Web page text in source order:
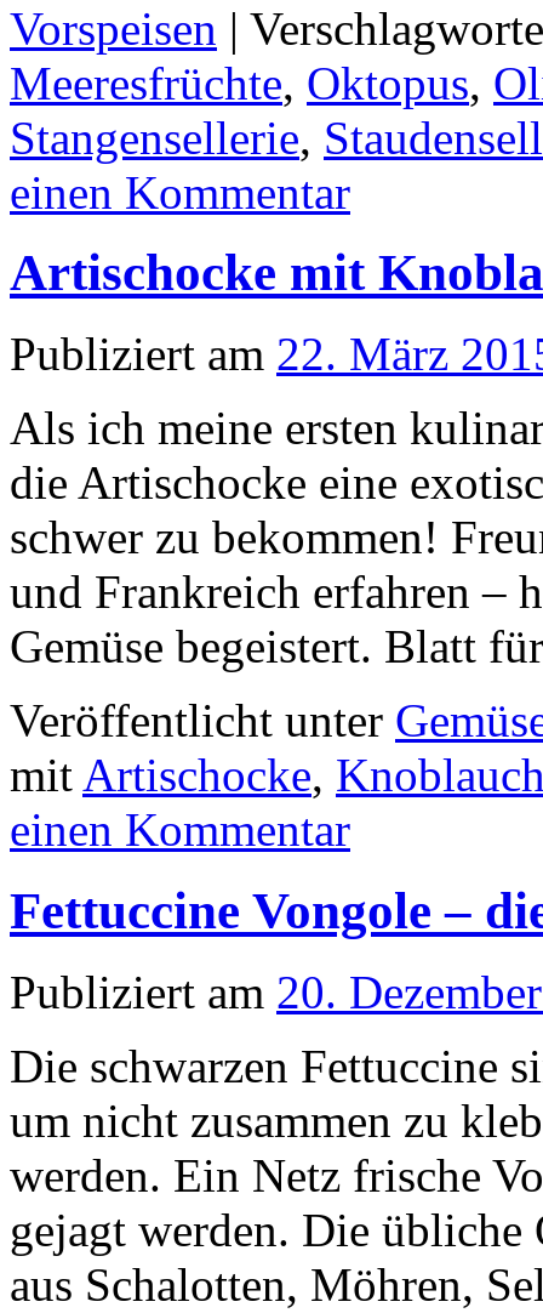
Vorspeisen |
Meeresfrüchte, Oktopus,
Stangensellerie,
einen Kommentar
Artischocke mit
Publiziert am 22. März
Als ich meine ersten
die Artischocke eine
schwer zu bekommen!
und Frankreich erfahren –
Gemüse begeistert. Blatt
Veröffentlicht unter
mit Artischocke,
einen Kommentar
Fettuccine Vongole –
Publiziert am 20.
Die schwarzen Fettuccine
um nicht zusammen zu
werden. Ein Netz frische
gejagt werden. Die übliche
aus Schalotten, Möhren,